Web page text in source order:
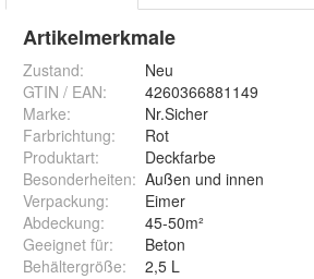
Artikelmerkmale
Zustand:
Neu
GTIN / EAN:
4260366881149
Marke:
Nr.Sicher
Farbrichtung:
Rot
Produktart:
Deckfarbe
Besonderheiten: Außen und innen
Verpackung:
Eimer
Abdeckung:
45-50m²
Geeignet für:
Beton
Behältergröße: 2,5 L